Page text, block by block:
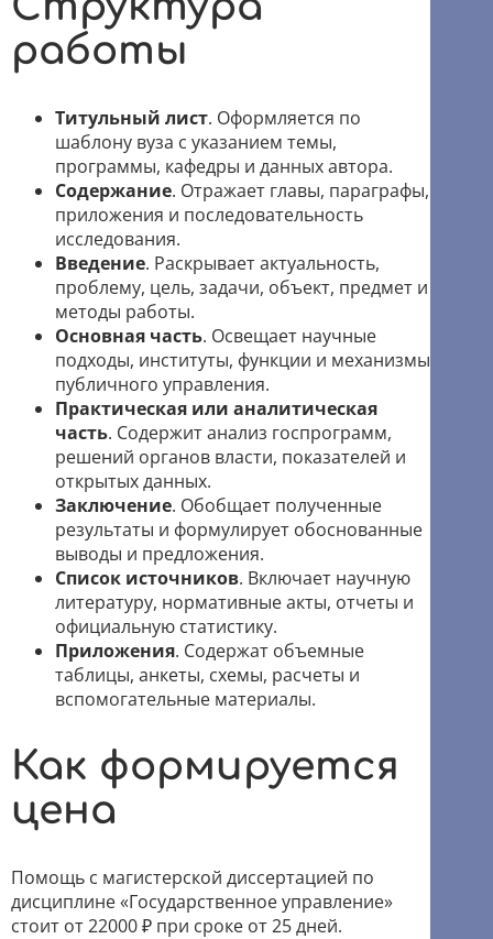
работы
Титульный лист. Оформляется по
шаблону вуза с указанием темы,
программы, кафедры и данных автора.
Содержание. Отражает главы, параграфы,
приложения и последовательность
исследования.
Введение. Раскрывает актуальность,
проблему, цель, задачи, объект, предмет и
методы работы.
Основная часть. Освещает научные
подходы, институты, функции и механизмы
публичного управления.
Практическая или аналитическая
часть. Содержит анализ госпрограмм,
решений органов власти, показателей и
открытых данных.
Заключение. Обобщает полученные
результаты и формулирует обоснованные
выводы и предложения.
Список источников. Включает научную
литературу, нормативные акты, отчеты и
официальную статистику.
Приложения. Содержат объемные
таблицы, анкеты, схемы, расчеты и
вспомогательные материалы.
Как формируется
цена
Помощь с магистерской диссертацией по
дисциплине «Государственное управление»
стоит от 22000 ₽ при сроке от 25 дней.